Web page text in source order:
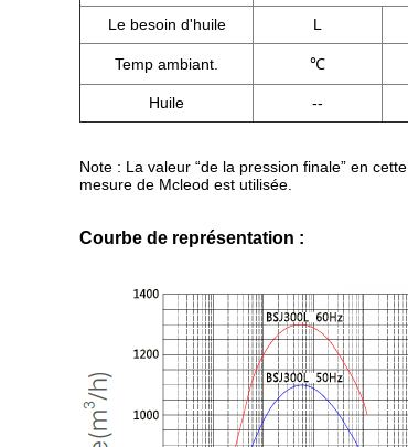
Le besoin d'huile L
Temp ambiant. ℃
Huile --
Note : La valeur “de la pression finale” en
mesure de Mcleod est utilisée.
Courbe de représentation :